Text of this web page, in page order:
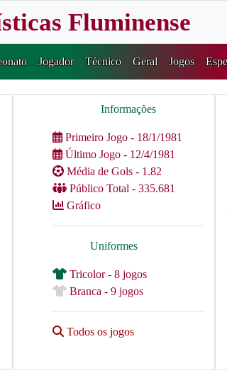
Fluminense
Jogador Técnico Geral Jogos
Informações
Primeiro Jogo - 18/1/1981
Último Jogo - 12/4/1981
Média de Gols - 1.82
Público Total - 335.681
Gráfico
Uniformes
Tricolor - 8 jogos
Branca - 9 jogos
Todos os jogos